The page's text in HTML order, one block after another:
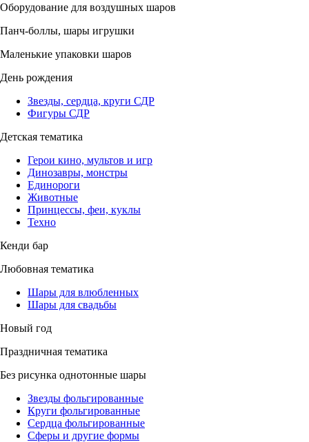
Оборудование для воздушных шаров
Панч-боллы, шары игрушки
Маленькие упаковки шаров
День рождения
Звезды, сердца, круги СДР
Фигуры СДР
Детская тематика
Герои кино, мультов и игр
Динозавры, монстры
Единороги
Животные
Принцессы, феи, куклы
Техно
Кенди бар
Любовная тематика
Шары для влюбленных
Шары для свадьбы
Новый год
Праздничная тематика
Без рисунка однотонные шары
Звезды фольгированные
Круги фольгированные
Сердца фольгированные
Сферы и другие формы